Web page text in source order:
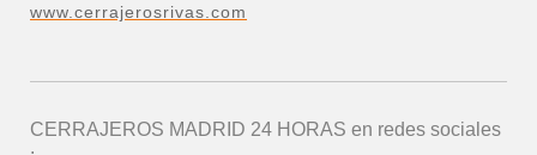
www.cerrajerosrivas.com
CERRAJEROS MADRID 24 HORAS en redes sociales